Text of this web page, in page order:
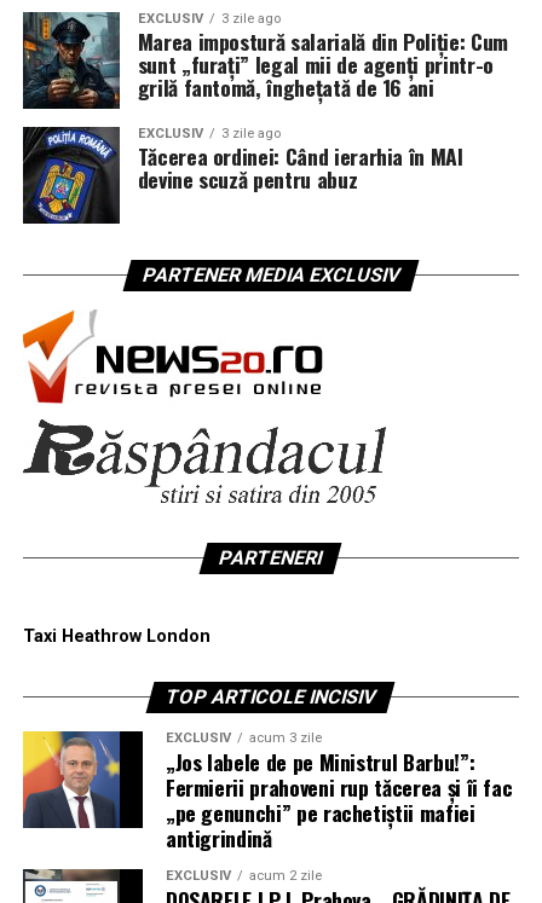
EXCLUSIV 3 zile ago
Marea impostură salarială din Poliție: Cum
sunt „furați” legal mii de agenți printr-o
grilă fantomă, înghețată de 16 ani
EXCLUSIV 3 zile ago
Tăcerea ordinei: Când ierarhia în MAI
devine scuză pentru abuz
PARTENER MEDIA EXCLUSIV
PARTENERI
Taxi Heathrow London
TOP ARTICOLE INCISIV
EXCLUSIV acum 3 zile
„Jos labele de pe Ministrul Barbu!”:
Fermierii prahoveni rup tăcerea și îi fac
„pe genunchi” pe rachetiștii mafiei
antigrindină
EXCLUSIV acum 2 zile